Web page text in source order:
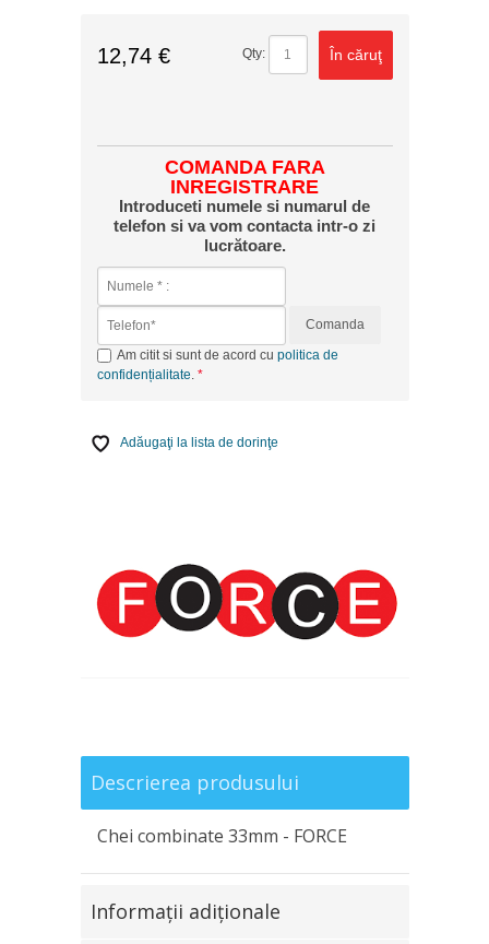
12,74 € Qty: În căruţ
COMANDA FARA
INREGISTRARE
Introduceti numele si numarul de
telefon si va vom contacta intr-o zi
lucrătoare.
Comanda
Am citit si sunt de acord cu politica de
confidențialitate
Adăugaţi la lista de dorinţe
Descrierea produsului
Chei combinate 33mm - FORCE
Informaţii adiţionale